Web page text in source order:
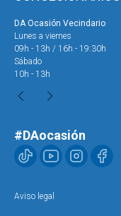
DA Ocasión Vecindario
Lunes a viernes
09h - 13h / 16h - 19:30h
Sábado
10h - 13h
#DAocasión
Aviso legal